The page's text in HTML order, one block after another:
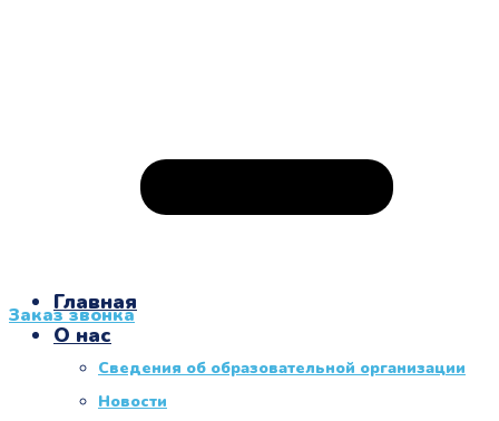
Заказ звонка
Главная
О нас
Сведения об образовательной организации
Новости